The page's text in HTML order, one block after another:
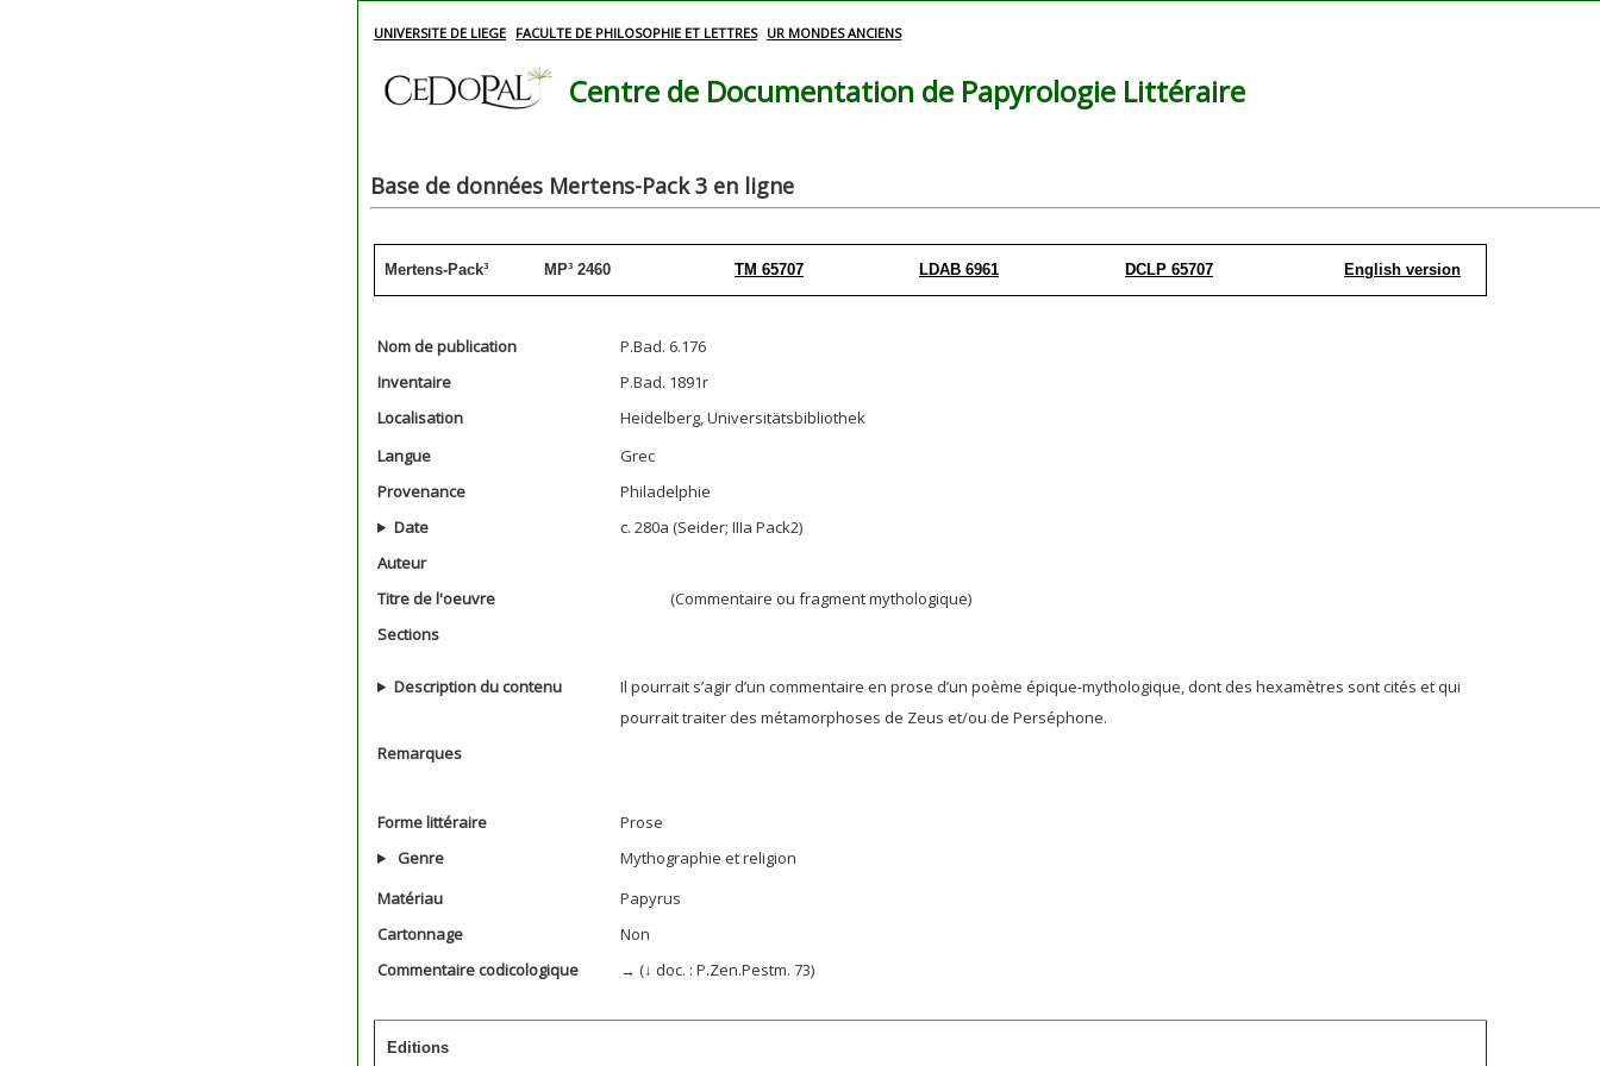
UNIVERSITE DE LIEGE FACULTE DE PHILOSOPHIE ET LETTRES UR MONDES ANCIENS
Centre de Documentation de Papyrologie Littéraire
Base de données Mertens-Pack 3 en ligne
Mertens-Pack³ MP³ 2460 TM 65707 LDAB 6961 DCLP 65707 English version
Nom de publication
P.Bad. 6.176
Inventaire
P.Bad. 1891r
Localisation
Heidelberg, Universitätsbibliothek
Langue
Grec
Provenance
Philadelphie
Date
c. 280a (Seider; IIIa Pack2)
Auteur
Titre de l'oeuvre
(Commentaire ou fragment mythologique)
Sections
Description du contenu
Il pourrait s’agir d’un commentaire en prose d’un poème épique-mythologique, dont des hexamètres sont cités et qui
pourrait traiter des métamorphoses de Zeus et/ou de Perséphone.
Remarques
Forme littéraire
Prose
Genre
Mythographie et religion
Matériau
Papyrus
Cartonnage
Non
Commentaire codicologique
→ (↓ doc. : P.Zen.Pestm. 73)
Editions